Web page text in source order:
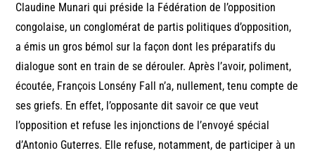
Claudine Munari qui préside la Fédération de l’opposition
congolaise, un conglomérat de partis politiques d’opposition,
a émis un gros bémol sur la façon dont les préparatifs du
dialogue sont en train de se dérouler. Après l’avoir, poliment,
écoutée, François Lonsény Fall n’a, nullement, tenu compte de
ses griefs. En effet, l’opposante dit savoir ce que veut
l’opposition et refuse les injonctions de l’envoyé spécial
d’Antonio Guterres. Elle refuse, notamment, de participer à un